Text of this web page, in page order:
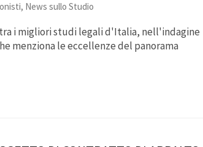
, News sullo Studio
i migliori studi legali d'Italia, nell'indagine
menziona le eccellenze del panorama